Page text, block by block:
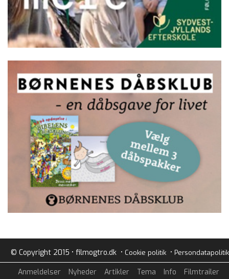
© Copyright 2015 • filmogtro.dk • Cookie politik• Persondatapolitik
Anmeldelser Nyheder Artikler Tema Info Filmtrailer